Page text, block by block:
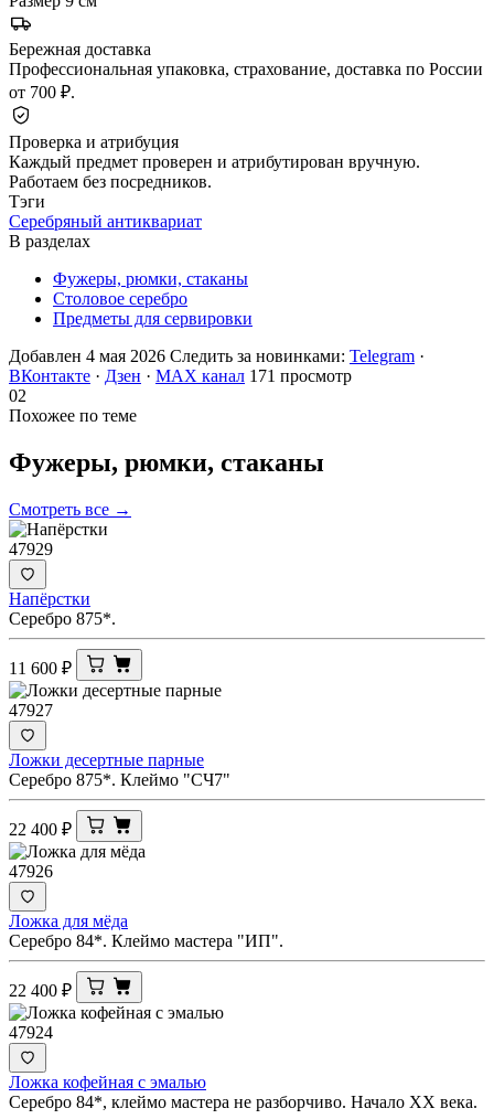
Бережная доставка
Профессиональная упаковка, страхование, доставка по России
от 700 ₽.
Проверка и атрибуция
Каждый предмет проверен и атрибутирован вручную.
Работаем без посредников.
Тэги
Серебряный антиквариат
В разделах
Фужеры, рюмки, стаканы
Столовое серебро
Предметы для сервировки
Добавлен 4 мая 2026 Следить за новинками: Telegram ·
ВКонтакте · Дзен · MAX канал 171 просмотр
02
Похожее по теме
Фужеры, рюмки, стаканы
Смотреть все →
47929
Напёрстки
Серебро 875*.
11 600 ₽
47927
Ложки десертные парные
Серебро 875*. Клеймо "СЧ7"
22 400 ₽
47926
Ложка для мёда
Серебро 84*. Клеймо мастера "ИП".
22 400 ₽
47924
Ложка кофейная с эмалью
Серебро 84*, клеймо мастера не разборчиво. Начало XX века.